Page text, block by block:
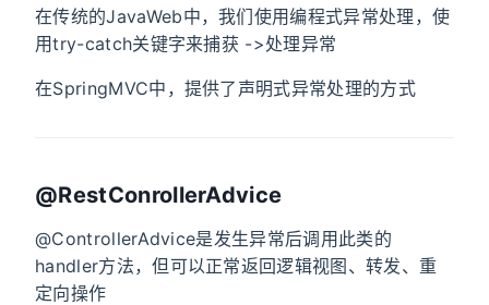
在传统的JavaWeb中，我们使用编程式异常处理，使
用try-catch关键字来捕获 ->处理异常
在SpringMVC中，提供了声明式异常处理的方式
@RestConrollerAdvice
@ControllerAdvice是发生异常后调用此类的
handler方法，但可以正常返回逻辑视图、转发、重
定向操作